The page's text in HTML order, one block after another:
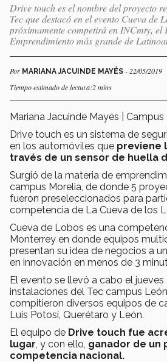
Drive touch es el nombre del proyecto
Tec que destacó en el evento Cueva de
próximamente competirá en INCmty, el
Emprendimiento más grande de
Por MARIANA JACUINDE MAYÉS - 22/05/2019
Tiempo estimado de lectura:2 mins
Mariana Jacuinde Mayés | Campus
Drive touch es un sistema de
en los automóviles que previene
través de un sensor de huella
Surgió de la materia de
campus Morelia, de donde 5
fueron preseleccionados para
competencia de La Cueva de los
Cueva de Lobos es una
Monterrey en donde equipos
presentan su idea de negocios a
en innovación en menos de 3
El evento se llevó a cabo el
instalaciones del Tec campus
compitieron diversos equipos de
Luis Potosí, Querétaro y León.
El equipo de Drive touch fue
lugar , y con ello, ganador de un
competencia nacional.